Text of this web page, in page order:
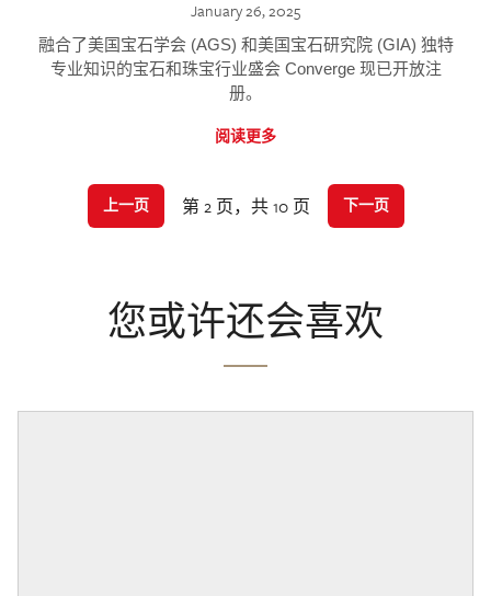
January 26, 2025
融合了美国宝石学会 (AGS) 和美国宝石研究院 (GIA) 独特
专业知识的宝石和珠宝行业盛会 Converge 现已开放注
册。
阅读更多
上一页 第 2 页，共 10 页 下一页
您或许还会喜欢